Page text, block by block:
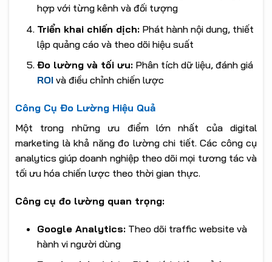
hợp với từng kênh và đối tượng
Triển khai chiến dịch:Phát hành nội dung, thiết
lập quảng cáo và theo dõi hiệu suất
Đo lường và tối ưu:Phân tích dữ liệu, đánh giá
ROIvà điều chỉnh chiến lược
Công Cụ Đo Lường Hiệu Quả
Một trong những ưu điểm lớn nhất của digital
marketing là khả năng đo lường chi tiết. Các công cụ
analytics giúp doanh nghiệp theo dõi mọi tương tác và
tối ưu hóa chiến lược theo thời gian thực.
Công cụ đo lường quan trọng:
Google Analytics:Theo dõi traffic website và
hành vi người dùng